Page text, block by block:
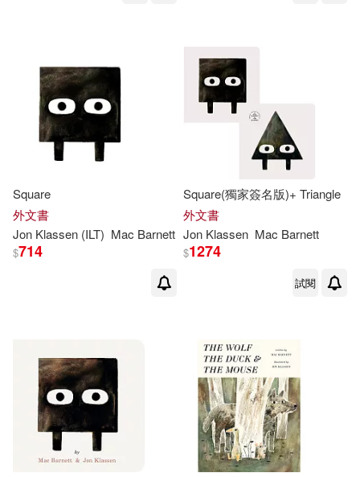
Square
外文書
Jon Klassen (ILT) Mac Barnett
$714
Square(獨家簽名版)+ Triangle
外文書
Jon Klassen Mac Barnett
$1274
試閱